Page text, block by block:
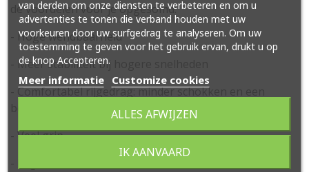
de voordelen voor je opgesomd:
- Hoge wendbaarheid
- Meer stabiliteit bij hogere snelheden
- Comfortabel rijgedrag: minder schokken en een
- Veel grip
van derden om onze diensten te verbeteren en om u
advertenties te tonen die verband houden met uw
voorkeuren door uw surfgedrag te analyseren. Om uw
toestemming te geven voor het gebruik ervan, drukt u op
de knop Accepteren.
Meer informatie Customize cookies
ALLES AFWIJZEN
IK AANVAARD